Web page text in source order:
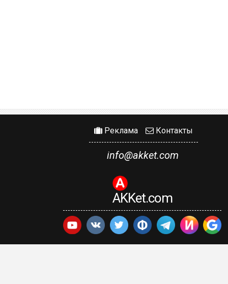
Реклама Контакты
info@akket.com
AKKet.com